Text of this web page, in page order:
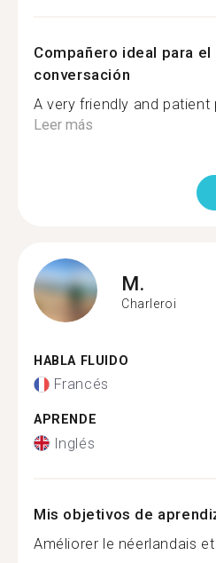
Compañero ideal para
conversación
A very friendly and patient
Leer más
M.
Charleroi
HABLA FLUIDO
Francés
APRENDE
Inglés
Mis objetivos de
Améliorer le néerlandais et